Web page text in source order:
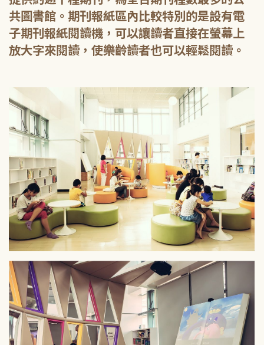
共圖書館。期刊報紙區內比較特別的是設有電
子期刊報紙閱讀機，可以讓讀者直接在螢幕上
放大字來閱讀，使樂齡讀者也可以輕鬆閱讀。